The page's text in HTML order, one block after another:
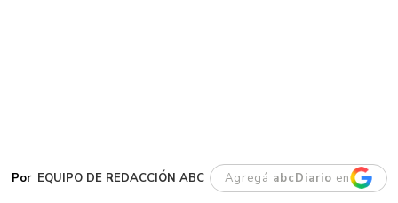
EQUIPO DE REDACCIÓN ABC Agregá abcDiario en